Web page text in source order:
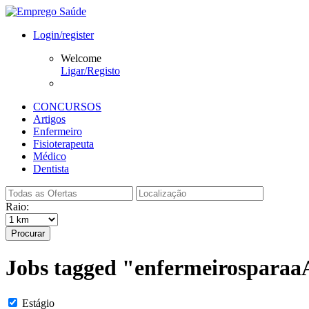
Login/register
Welcome
Ligar/Registo
CONCURSOS
Artigos
Enfermeiro
Fisioterapeuta
Médico
Dentista
Raio:
Procurar
Jobs tagged
Estágio